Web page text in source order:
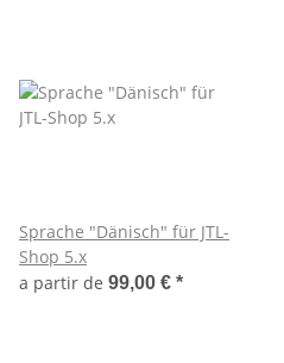
Sprache "Dänisch" für JTL-
Shop 5.x
a partir de 99,00 € *